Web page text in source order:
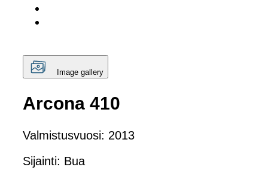
Image gallery
Arcona 410
Valmistusvuosi: 2013
Sijainti: Bua